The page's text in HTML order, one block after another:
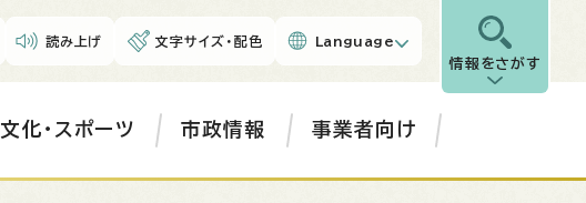
読み上げ 文字サイズ・配色 Language
情報をさがす
化・スポーツ 市政情報 事業者向け